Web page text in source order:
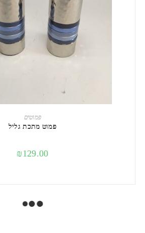
הוספה לסל
פמוטים
פמוט מתכת גליל
₪129.00